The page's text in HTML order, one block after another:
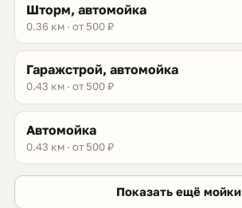
Шторм, автомойка
0.36 км · от 500 ₽
Гаражстрой, автомойка
0.43 км · от 500 ₽
Автомойка
0.43 км · от 500 ₽
Показать ещё мойки